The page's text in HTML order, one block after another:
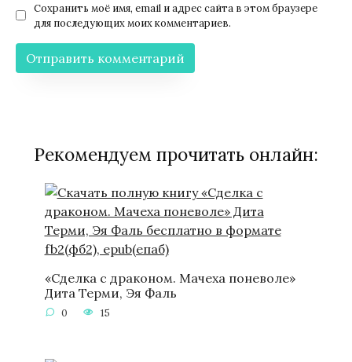
Сохранить моё имя, email и адрес сайта в этом браузере
для последующих моих комментариев.
Рекомендуем прочитать онлайн:
«Сделка с драконом. Мачеха поневоле»
Дита Терми, Эя Фаль
0 15